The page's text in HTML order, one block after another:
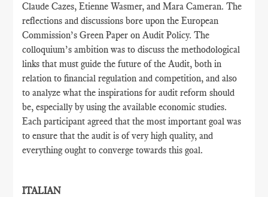
Claude Cazes, Etienne Wasmer, and Mara Cameran. The
reflections and discussions bore upon the European
Commission’s Green Paper on Audit Policy. The
colloquium’s ambition was to discuss the methodological
links that must guide the future of the Audit, both in
relation to financial regulation and competition, and also
to analyze what the inspirations for audit reform should
be, especially by using the available economic studies.
Each participant agreed that the most important goal was
to ensure that the audit is of very high quality, and
everything ought to converge towards this goal.
ITALIAN